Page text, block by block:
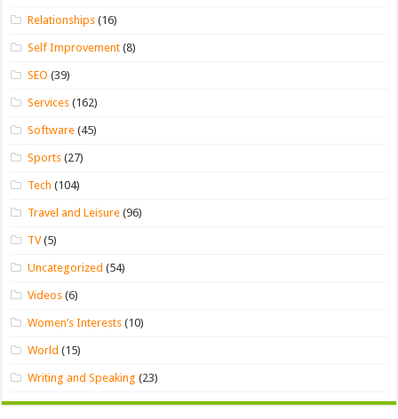
Relationships (16)
Self Improvement (8)
SEO (39)
Services (162)
Software (45)
Sports (27)
Tech (104)
Travel and Leisure (96)
TV(5)
Uncategorized (54)
Videos (6)
Women’s Interests (10)
World (15)
Writing and Speaking (23)